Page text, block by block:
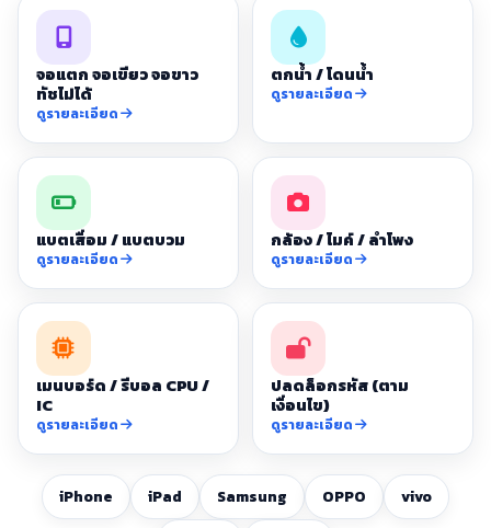
จอแตก จอเขียว จอขาว
ทัชไม่ได้
ดูรายละเอียด
ตกน้ำ / โดนน้ำ
ดูรายละเอียด
แบตเสื่อม / แบตบวม
ดูรายละเอียด
กล้อง / ไมค์ / ลำโพง
ดูรายละเอียด
เมนบอร์ด / รีบอล CPU /
IC
ดูรายละเอียด
ปลดล็อกรหัส (ตาม
เงื่อนไข)
ดูรายละเอียด
iPhone iPad Samsung OPPO vivo